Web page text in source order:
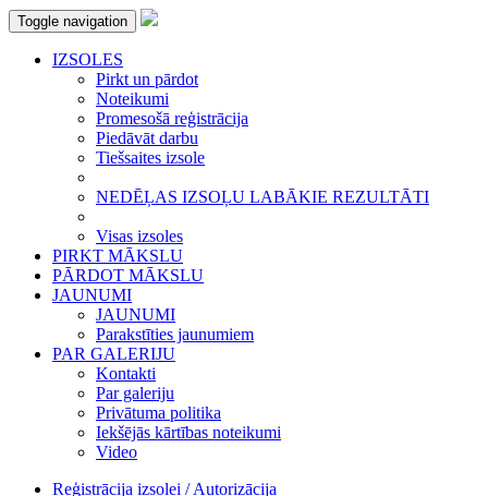
Toggle navigation
IZSOLES
Pirkt un pārdot
Noteikumi
Promesošā reģistrācija
Piedāvāt darbu
Tiešsaites izsole
NEDĒĻAS IZSOĻU LABĀKIE REZULTĀTI
Visas izsoles
PIRKT MĀKSLU
PĀRDOT MĀKSLU
JAUNUMI
JAUNUMI
Parakstīties jaunumiem
PAR GALERIJU
Kontakti
Par galeriju
Privātuma politika
Iekšējās kārtības noteikumi
Video
Reģistrācija izsolei / Autorizācija